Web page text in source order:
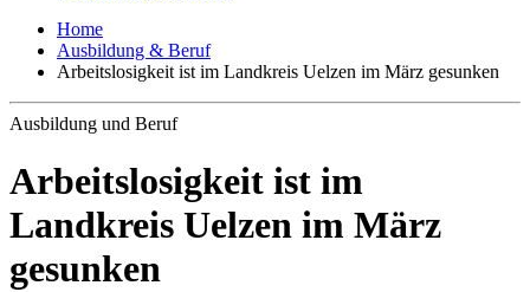
Home
Ausbildung & Beruf
Arbeitslosigkeit ist im Landkreis Uelzen im März gesunken
Ausbildung und Beruf
Arbeitslosigkeit ist im
Landkreis Uelzen im März
gesunken